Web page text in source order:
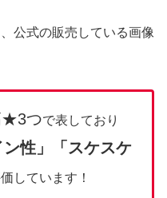
公式の販売している画像
★3つで表しており
ン性」「スケスケ
しています！